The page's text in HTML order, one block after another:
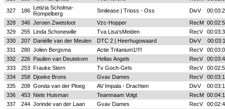
327
186 Letizia Scholma-
Rompelberg
Smilease | Trioss - Oss DivV
328
346 Jeroen Zwetsloot Vzc-Hopper RecM
329
255 Linda Schonewille Tva Lisa'sMeiden RecV
330
207 Daniëlle van der Meulen DTC 2 | Heerhugowaard DivV
331
280 Jolien Bergsma Actie Tritanium1!!!! RecV
332
226 Paulien van Deutekom Hellas Angels RecV
333
253 Frauke Stern Tv Goch-Girls RecV
334
258 Djoeke Brons Gvav Dames RecV
335
208 Gonda van der Ploeg AV Impala - Drachten DivV
336
453 Niels Huisman Teamnaam Volgt RecM
337
244 Jorinde van der Laan Gvav Dames RecV